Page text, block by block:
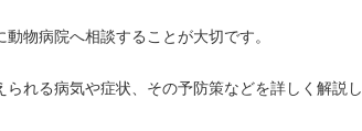
物病院へ相談することが大切です。
れる病気や症状、その予防策などを詳しく解説し